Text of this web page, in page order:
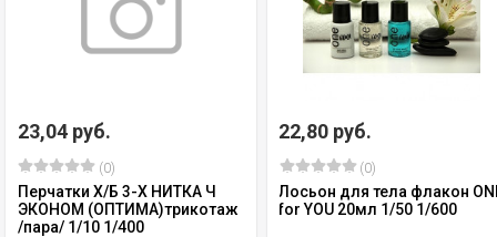
23,04 руб.
(0)
Перчатки Х/Б 3-Х НИТКА Ч
ЭКОНОМ (ОПТИМА)трикотаж
/пара/ 1/10 1/400
22,80 руб.
(0)
Лосьон для тела флакон
for YOU 20мл 1/50 1/600